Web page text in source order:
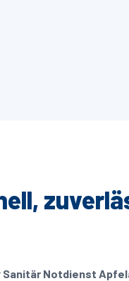
Sanitär Notdienst